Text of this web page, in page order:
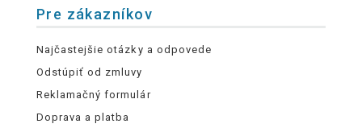
Pre zákazníkov
Najčastejšie otázky a odpovede
Odstúpiť od zmluvy
Reklamačný formulár
Doprava a platba